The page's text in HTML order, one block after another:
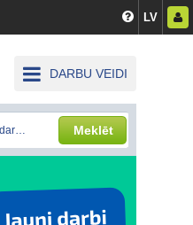
LV
DARBU VEIDI
Meklēt